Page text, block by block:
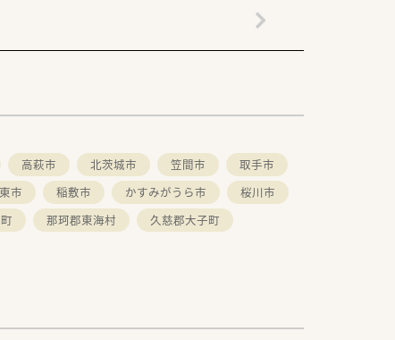
高萩市 北茨城市 笠間市
取手市
市 稲敷市 かすみがうら市
桜川市
那珂郡東海村
久慈郡大子町